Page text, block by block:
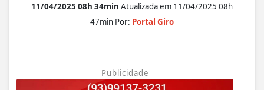
11/04/2025 08h 34min Atualizada em 11/04/2025 08h
47min Por: Portal Giro
Publicidade